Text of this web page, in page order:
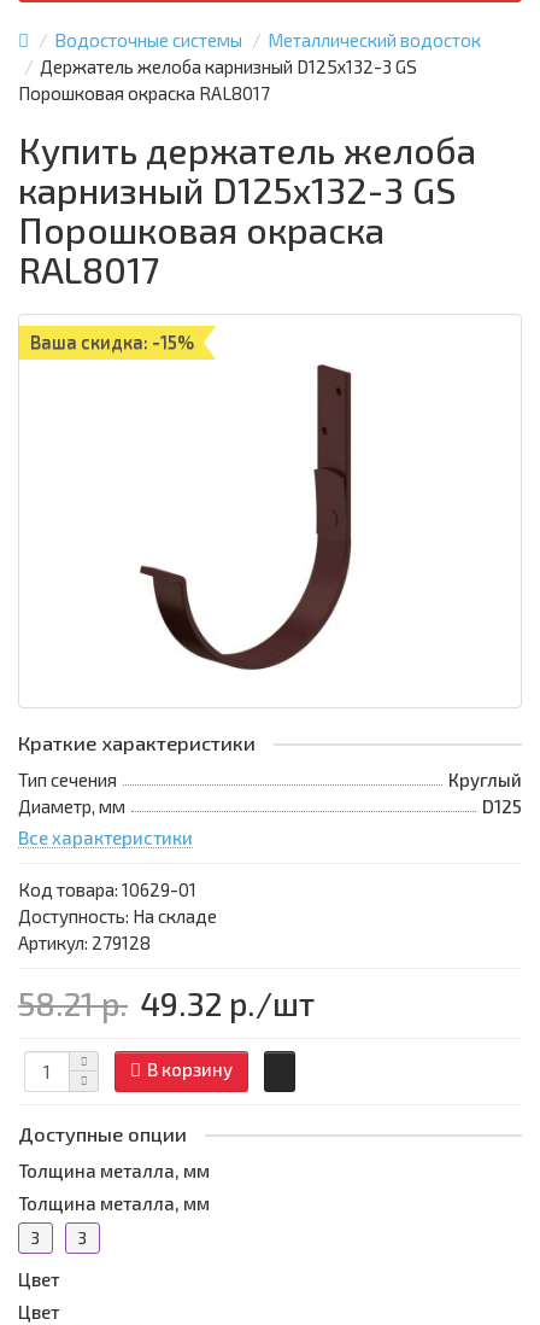
Водосточные системы
Металлический водосток
Держатель желоба карнизный D125х132-3 GS
Порошковая окраска RAL8017
Купить держатель желоба
карнизный D125х132-3 GS
Порошковая окраска
RAL8017
Ваша скидка: -15%
Краткие характеристики
Тип сечения
Круглый
Диаметр, мм
D125
Все характеристики
Код товара: 10629-01
Доступность: На складе
Артикул: 279128
58.21 р. 49.32 р./шт
В корзину
Доступные опции
Толщина металла, мм
Толщина металла, мм
3 3
Цвет
Цвет